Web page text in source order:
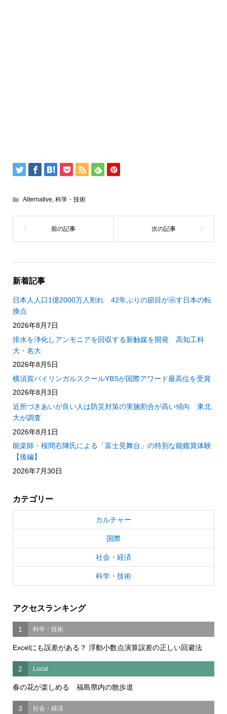
Alternative, 科学・技術
新着記事
日本人人口1億2000万人割れ 42年ぶりの節目が示す日本の転
換点
2026年8月7日
排水を浄化しアンモニアを回収する新触媒を開発 高知工科
大・名大
2026年8月5日
横須賀バイリンガルスクールYBSが国際アワード最高位を受賞
2026年8月3日
近所づきあいが良い人は防災対策の実施割合が高い傾向 東北
大が調査
2026年8月1日
能楽師・桜間右陣氏による「富士見舞台」の特別な能鑑賞体験
【後編】
2026年7月30日
カテゴリー
カルチャー
国際
社会・経済
科学・技術
アクセスランキング
1 科学・技術
Excelにも誤差がある？ 浮動小数点演算誤差の正しい回避法
2 Local
春の花が楽しめる 福島県内の散歩道
3 社会・経済